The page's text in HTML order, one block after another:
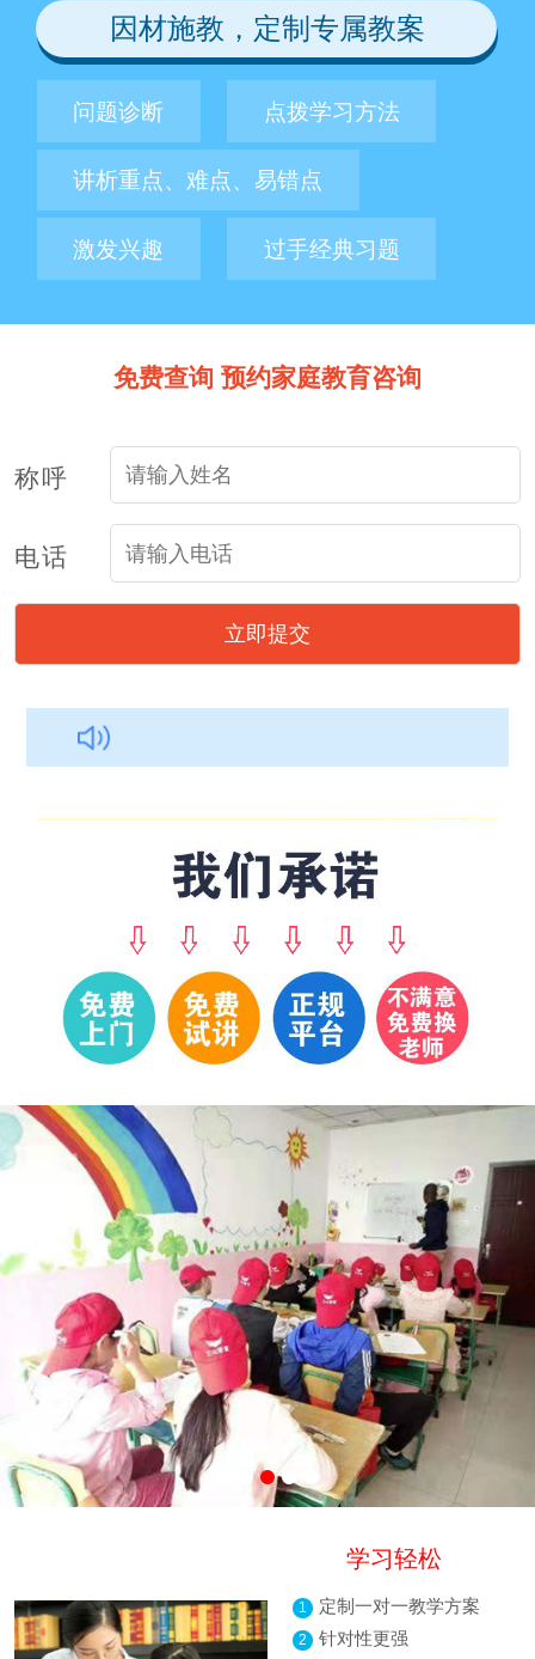
因材施教，定制专属教案
问题诊断 点拨学习方法
讲析重点、难点、易错点
激发兴趣 过手经典习题
免费查询 预约家庭教育咨询
称呼
电话
朱
林*
林* 139****8810
学习轻松
1 定制一对一教学方案
2 针对性更强